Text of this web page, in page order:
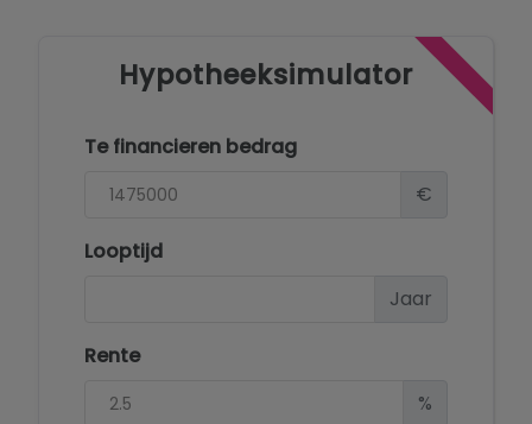
Hypotheeksimulator
Te financieren bedrag
€
Looptijd
Jaar
Rente
%